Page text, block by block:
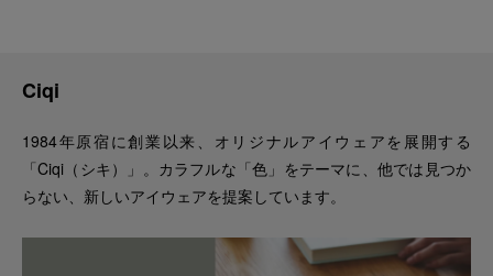
Ciqi
1984年原宿に創業以来、オリジナルアイウェアを展開する
「Ciqi（シキ）」。カラフルな「色」をテーマに、他では見つか
らない、新しいアイウェアを提案しています。